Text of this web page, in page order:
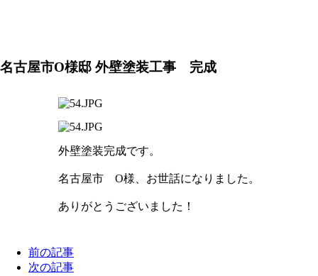
名古屋市O様邸 外壁塗装工事 完成
外壁塗装完成です。
名古屋市 O様、お世話になりました。
ありがとうございました！
前の記事
次の記事